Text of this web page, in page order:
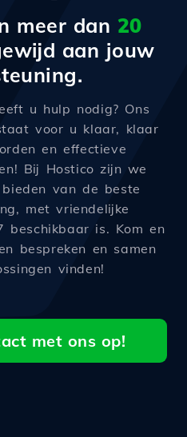
meer dan 20
aan jouw
u hulp nodig? Ons
voor u klaar, klaar
en effectieve
Bij Hostico zijn we
van de beste
met vriendelijke
beschikbaar is. Kom en
bespreken en samen
vinden!
met ons op!